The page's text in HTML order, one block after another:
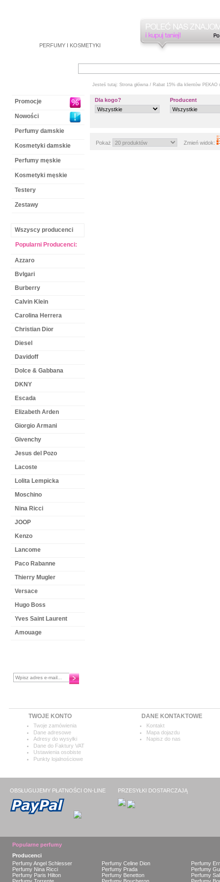
PERFUMY I KOSMETYKI
Promocje
Nowości
Perfumy damskie
Kosmetyki damskie
Perfumy męskie
Kosmetyki męskie
Testery
Zestawy
Wszyscy producenci
Popularni Producenci:
Azzaro
Bvlgari
Burberry
Calvin Klein
Carolina Herrera
Christian Dior
Diesel
Davidoff
Dolce & Gabbana
DKNY
Escada
Elizabeth Arden
Giorgio Armani
Givenchy
Jesus del Pozo
Lacoste
Lolita Lempicka
Moschino
Nina Ricci
JOOP
Kenzo
Lancome
Paco Rabanne
Thierry Mugler
Versace
Hugo Boss
Yves Saint Laurent
Amouage
Jesteś tutaj: Strona główna/ Rabat 15% dla klientów PEKAO
Dla kogo? Producent
Pokaż Zmień widok:
TWOJE KONTO
Twoje zamówienia
Dane adresowe
Adresy do wysyłki
Dane do Faktury VAT
Ustawienia osobiste
Punkty lojalnościowe
DANE KONTAKTOWE
Kontakt
Mapa dojazdu
Napisz do nas
OBSŁUGUJEMY PŁATNOŚCI ON-LINE PRZESYŁKI DOSTARCZAJĄ
Popularne perfumy
Producenci
Perfumy Angel Schlesser
Perfumy Celine Dion
Perfumy
Perfumy Nina Ricci
Perfumy Prada
Perfumy
Perfumy Paris Hilton
Perfumy Benetton
Perfumy